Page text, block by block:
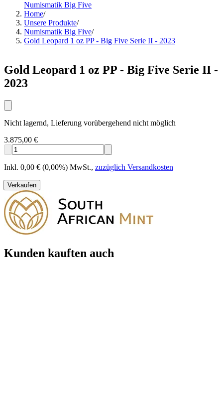
Numismatik Big Five
Home/
Unsere Produkte/
Numismatik Big Five/
Gold Leopard 1 oz PP - Big Five Serie II - 2023
Gold Leopard 1 oz PP - Big Five Serie II -
2023
Nicht lagernd, Lieferung vorübergehend nicht möglich
3.875,00 €
Inkl. 0,00 € (0,00%) MwSt., zuzüglich Versandkosten
Verkaufen
Kunden kauften auch